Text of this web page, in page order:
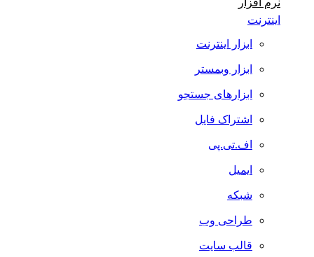
نرم افزار
اینترنت
ابزار اینترنت
ابزار وبمستر
ابزارهای جستجو
اشتراک فایل
اف.تی.پی
ایمیل
شبکه
طراحی وب
قالب سایت